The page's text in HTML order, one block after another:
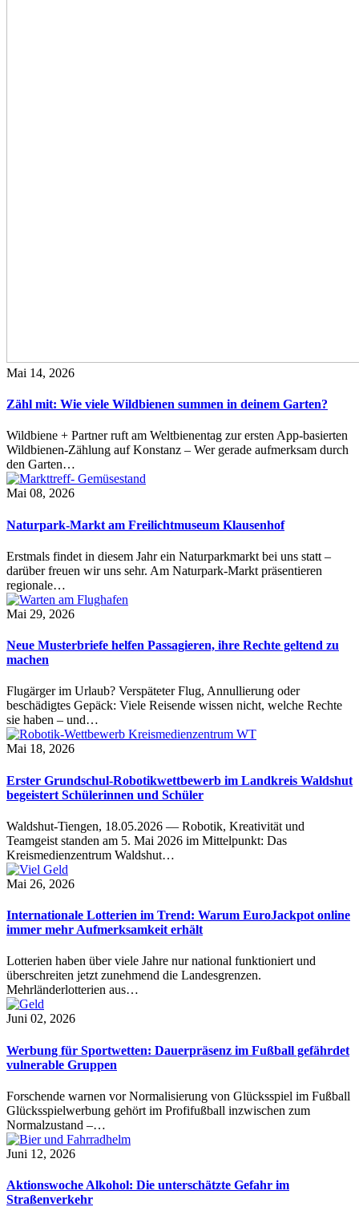
Mai 14, 2026
Zähl mit: Wie viele Wildbienen summen in deinem Garten?
Wildbiene + Partner ruft am Weltbienentag zur ersten App-basierten
Wildbienen-Zählung auf Konstanz – Wer gerade aufmerksam durch
den Garten…
Mai 08, 2026
Naturpark-Markt am Freilichtmuseum Klausenhof
Erstmals findet in diesem Jahr ein Naturparkmarkt bei uns statt –
darüber freuen wir uns sehr. Am Naturpark-Markt präsentieren
regionale…
Mai 29, 2026
Neue Musterbriefe helfen Passagieren, ihre Rechte geltend zu
machen
Flugärger im Urlaub? Verspäteter Flug, Annullierung oder
beschädigtes Gepäck: Viele Reisende wissen nicht, welche Rechte
sie haben – und…
Mai 18, 2026
Erster Grundschul-Robotikwettbewerb im Landkreis Waldshut
begeistert Schülerinnen und Schüler
Waldshut-Tiengen, 18.05.2026 — Robotik, Kreativität und
Teamgeist standen am 5. Mai 2026 im Mittelpunkt: Das
Kreismedienzentrum Waldshut…
Mai 26, 2026
Internationale Lotterien im Trend: Warum EuroJackpot online
immer mehr Aufmerksamkeit erhält
Lotterien haben über viele Jahre nur national funktioniert und
überschreiten jetzt zunehmend die Landesgrenzen.
Mehrländerlotterien aus…
Juni 02, 2026
Werbung für Sportwetten: Dauerpräsenz im Fußball gefährdet
vulnerable Gruppen
Forschende warnen vor Normalisierung von Glücksspiel im Fußball
Glücksspielwerbung gehört im Profifußball inzwischen zum
Normalzustand –…
Juni 12, 2026
Aktionswoche Alkohol: Die unterschätzte Gefahr im
Straßenverkehr